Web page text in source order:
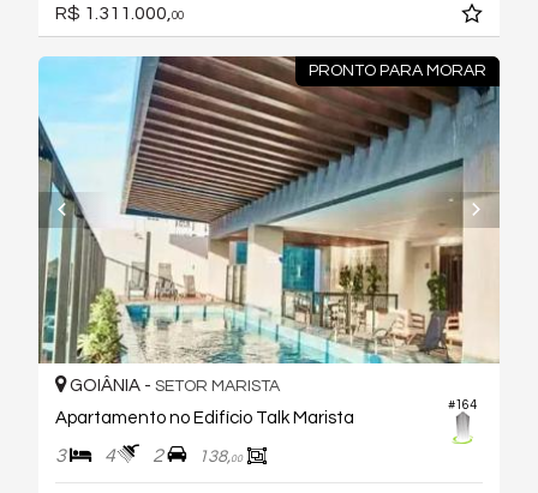
R$ 1.311.000, 00
PRONTO PARA MORAR
#164
GOIÂNIA - SETOR MARISTA
Apartamento no Edifício Talk Marista
3 4 2 138,00